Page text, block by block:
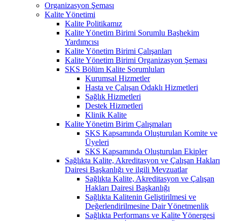
Organizasyon Şeması
Kalite Yönetimi
Kalite Politikamız
Kalite Yönetim Birimi Sorumlu Başhekim
Yardımcısı
Kalite Yönetim Birimi Çalışanları
Kalite Yönetim Birimi Organizasyon Şeması
SKS Bölüm Kalite Sorumluları
Kurumsal Hizmetler
Hasta ve Çalışan Odaklı Hizmetleri
Sağlık Hizmetleri
Destek Hizmetleri
Klinik Kalite
Kalite Yönetim Birim Çalışmaları
SKS Kapsamında Oluşturulan Komite ve
Üyeleri
SKS Kapsamında Oluşturulan Ekipler
Sağlıkta Kalite, Akreditasyon ve Çalışan Hakları
Dairesi Başkanlığı ve ilgili Mevzuatlar
Sağlıkta Kalite, Akreditasyon ve Çalışan
Hakları Dairesi Başkanlığı
Sağlıkta Kalitenin Geliştirilmesi ve
Değerlendirilmesine Dair Yönetmenlik
Sağlıkta Performans ve Kalite Yönergesi